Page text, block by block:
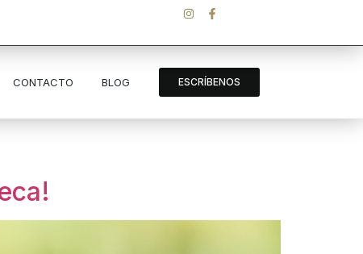
ESCRÍBENOS
CONTACTO BLOG